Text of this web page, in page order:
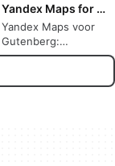
Yandex Maps for Gutenberg
Yandex Maps voor
Gutenberg:
Eenvoudige